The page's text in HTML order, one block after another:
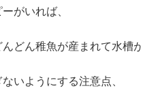
がいれば、
どん稚魚が産まれて水槽
いようにする注意点、